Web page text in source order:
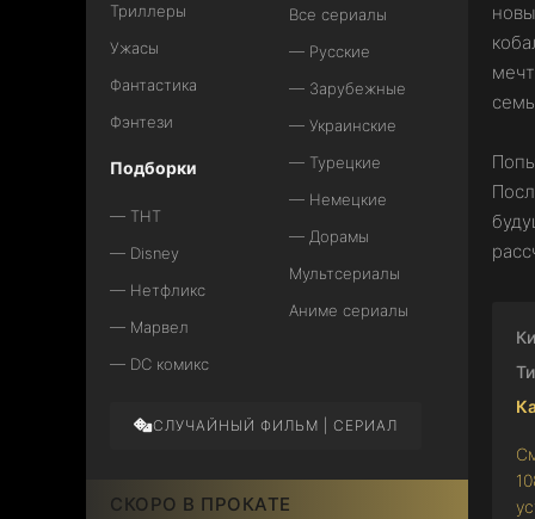
Триллеры
Ужасы
Фантастика
Фэнтези
Подборки
— ТНТ
— Disney
— Нетфликс
— Марвел
— DC комикс
Все сериалы
— Русские
— Зарубежные
— Украинские
— Турецкие
— Немецкие
— Дорамы
Мультсериалы
Аниме сериалы
СЛУЧАЙНЫЙ ФИЛЬМ | СЕРИАЛ
СКОРО В ПРОКАТЕ